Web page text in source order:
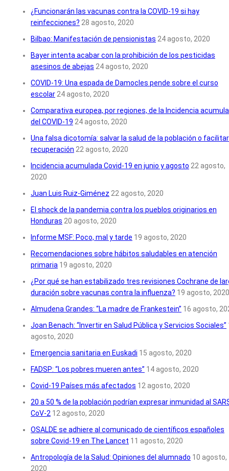
¿Funcionarán las vacunas contra la COVID-19 si hay
reinfecciones? 28 agosto, 2020
Bilbao: Manifestación de pensionistas 24 agosto, 2020
Bayer intenta acabar con la prohibición de los pesticidas
asesinos de abejas 24 agosto, 2020
COVID-19: Una espada de Damocles pende sobre el curso
escolar24 agosto, 2020
Comparativa europea, por regiones, de la Incidencia
del COVID-19 24 agosto, 2020
Una falsa dicotomía: salvar la salud de la población o
recuperación 22 agosto, 2020
Incidencia acumulada Covid-19 en junio y agosto 22 agosto,
2020
Juan Luis Ruiz-Giménez 22 agosto, 2020
El shock de la pandemia contra los pueblos originarios en
Honduras 20 agosto, 2020
Informe MSF: Poco, mal y tarde 19 agosto, 2020
Recomendaciones sobre hábitos saludables en atención
primaria 19 agosto, 2020
¿Por qué se han estabilizado tres revisiones Cochrane de
duración sobre vacunas contra la influenza? 19 agosto, 2020
Almudena Grandes: “La madre de Frankestein” 16 agosto,
Joan Benach: “Invertir en Salud Pública y Servicios Sociales”
agosto, 2020
Emergencia sanitaria en Euskadi 15 agosto, 2020
FADSP: “Los pobres mueren antes” 14 agosto, 2020
Covid-19 Países más afectados 12 agosto, 2020
20 a 50 % de la población podrían expresar inmunidad al
CoV-2 12 agosto, 2020
OSALDE se adhiere al comunicado de científicos españoles
sobre Covid-19 en The Lancet 11 agosto, 2020
Antropología de la Salud: Opiniones del alumnado 10 agosto,
2020